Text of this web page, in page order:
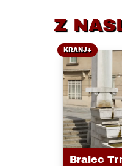
Z
KRANJ+
Bralec